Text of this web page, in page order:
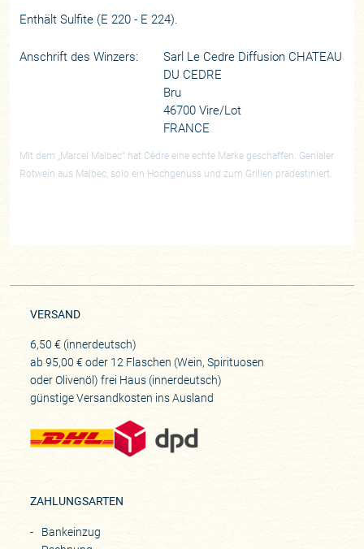
Enthält Sulfite (E 220 - E 224).
Anschrift des Winzers:
Sarl Le Cedre Diffusion CHATEAU
DU CEDRE
Bru
46700 Vire/Lot
FRANCE
Mit dem „Marcel Malbec“ hat Cèdre eine echte Marke geschaffen. Genialer
Rotwein aus Malbec, solo ein Hochgenuss und zum Grillen prädestiniert.
VERSAND
6,50 € (innerdeutsch)
ab 95,00 € oder 12 Flaschen (Wein, Spirituosen
oder Olivenöl) frei Haus (innerdeutsch)
günstige Versandkosten ins Ausland
ZAHLUNGSARTEN
Bankeinzug